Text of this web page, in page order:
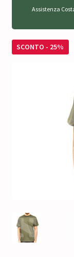
Assistenza
SCONTO - 25%